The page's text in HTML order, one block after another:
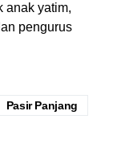
anak yatim,
pengurus
Pasir Panjang